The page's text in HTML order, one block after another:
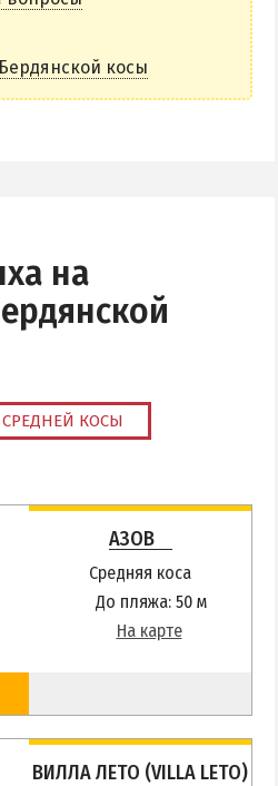
парк
ЖИЛЬЯ
косы
на
КОСЫ
АЗОВ
Средняя коса
До пляжа: 50 м
На карте
ВИЛЛА ЛЕТО (VILLA LETO)